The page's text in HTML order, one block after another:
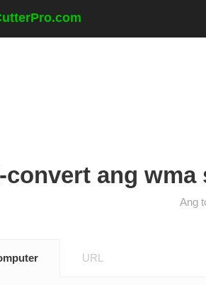
convert ang
Ang
URL